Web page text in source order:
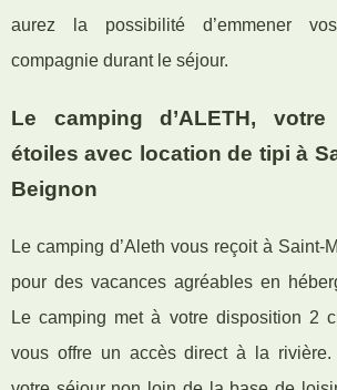
aurez la possibilité d’emmener
compagnie durant le séjour.
Le camping d’ALETH,
étoiles avec location de tipi à
Beignon
Le camping d’Aleth vous reçoit à Saint-
pour des vacances agréables en
Le camping met à votre disposition 2
vous offre un accès direct à la rivière.